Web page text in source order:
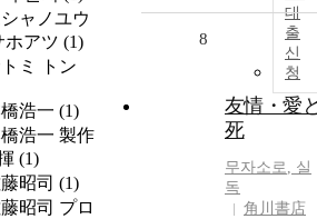
ャノユウ
ホアツ (1)
ミ トン
浩一 (1)
浩一 製作
(1)
昭司 (1)
昭司 プロ
대
출
신
청
8
友情・愛
死
무자소로, 실
독
角川書店